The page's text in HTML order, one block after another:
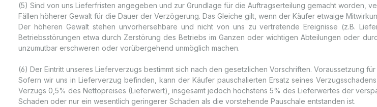
(5) Sind von uns Lieferfristen angegeben und zur Grundlage für die Auftragserteilung gemacht worden,
Fällen höherer Gewalt für die Dauer der Verzögerung. Das Gleiche gilt, wenn der Käufer etwaige
Der höheren Gewalt stehen unvorhersehbare und nicht von uns zu vertretende Ereignisse (z.B.
Betriebsstörungen etwa durch Zerstörung des Betriebs im Ganzen oder wichtigen Abteilungen oder
unzumutbar erschweren oder vorübergehend unmöglich machen.
(6) Der Eintritt unseres Lieferverzugs bestimmt sich nach den gesetzlichen Vorschriften. Voraussetzung
Sofern wir uns in Lieferverzug befinden, kann der Käufer pauschalierten Ersatz seines
Verzugs 0,5% des Nettopreises (Lieferwert), insgesamt jedoch höchstens 5% des Lieferwertes der
Schaden oder nur ein wesentlich geringerer Schaden als die vorstehende Pauschale entstanden ist.